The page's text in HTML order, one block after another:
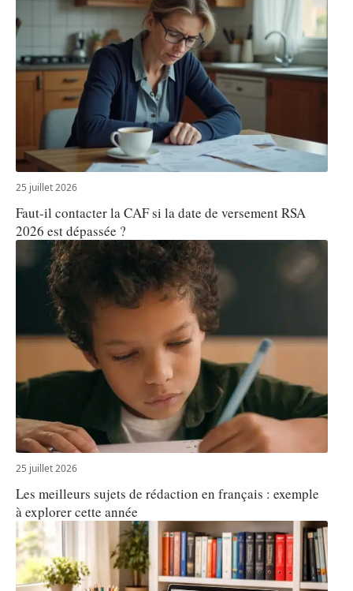
25 juillet 2026
Faut-il contacter la CAF si la date de versement RSA
2026 est dépassée ?
25 juillet 2026
Les meilleurs sujets de rédaction en français : exemple
à explorer cette année